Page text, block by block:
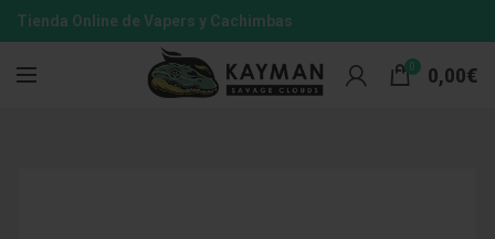
Tienda Online de Vapers y Cachimbas
0 0,00€